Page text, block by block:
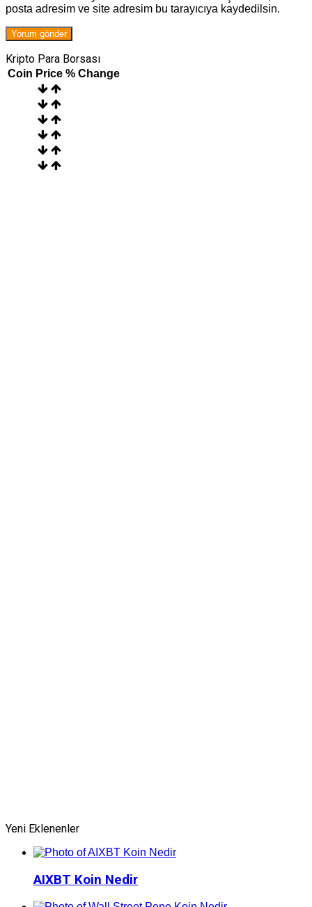
posta adresim ve site adresim bu tarayıcıya kaydedilsin.
Kripto Para Borsası
Coin Price % Change
Yeni Eklenenler
AIXBT Koin Nedir